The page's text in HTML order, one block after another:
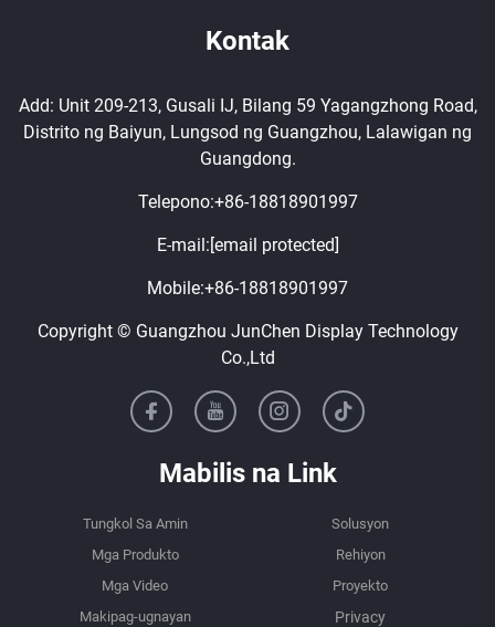
Kontak
Add: Unit 209-213, Gusali IJ, Bilang 59 Yagangzhong Road,
Distrito ng Baiyun, Lungsod ng Guangzhou, Lalawigan ng
Guangdong.
Telepono:+86-18818901997
E-mail:[email protected]
Mobile:+86-18818901997
Copyright © Guangzhou JunChen Display Technology
Co.,Ltd
Mabilis na Link
Tungkol Sa Amin
Solusyon
Mga Produkto
Rehiyon
Mga Video
Proyekto
Makipag-ugnayan